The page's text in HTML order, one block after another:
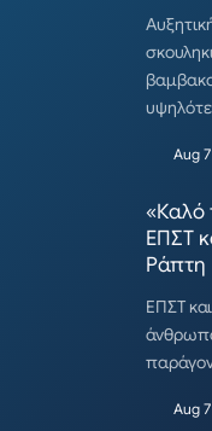
Aug 7
«Καλό
ΕΠΣΤ
Ράπτη
ΕΠΣΤ
Aug 7